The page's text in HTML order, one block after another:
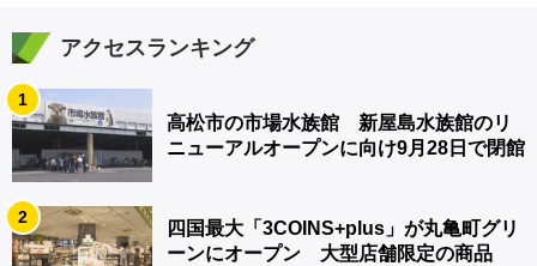
アクセスランキング
1
高松市の市場水族館 新屋島水族館のリ
ニューアルオープンに向け9月28日で閉館
2
四国最大「3COINS+plus」が丸亀町グリ
ーンにオープン 大型店舗限定の商品